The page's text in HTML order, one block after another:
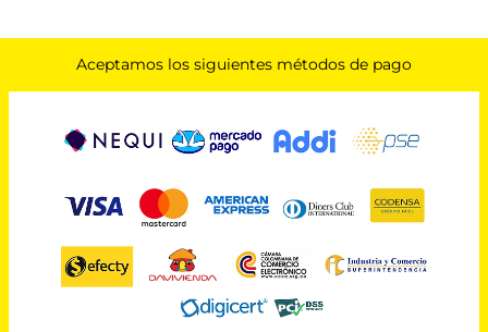
Aceptamos los siguientes métodos de pago